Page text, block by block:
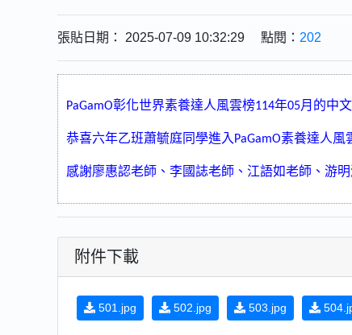
張貼日期： 2025-07-09 10:32:29 點閱： 202
PaGamO彰化世界素養達人風雲榜114年05月的中
恭喜六年乙班蕭毓庭同學進入 PaGamO素養達人風
感謝廖惠認老師、李國誌老師、江語如老師、游明
附件下載
501.jpg 502.jpg 503.jpg